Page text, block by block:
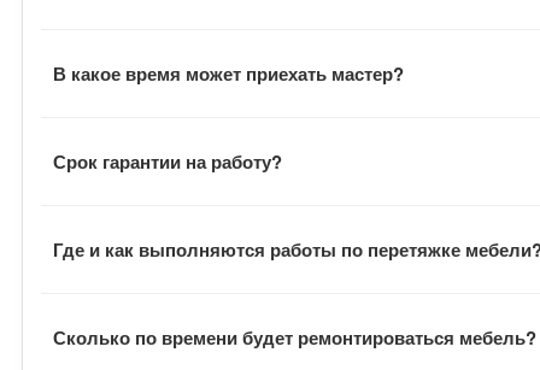
Выезд мастера бесплатный. Также заказчику не нужно
В какое время может приехать мастер?
Визит мастера всегда согласуется с заказчиком.
Срок гарантии на работу?
В договоре указан гарантийный срок на выполненные
Где и как выполняются работы по перетяжке
В большинстве случаев наши сотрудники выполняют
Сколько по времени будет ремонтироваться мебель?